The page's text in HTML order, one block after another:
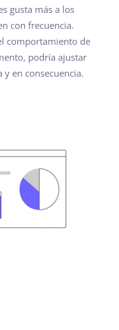
gusta más a los
con frecuencia.
comportamiento de
podría ajustar
en consecuencia.